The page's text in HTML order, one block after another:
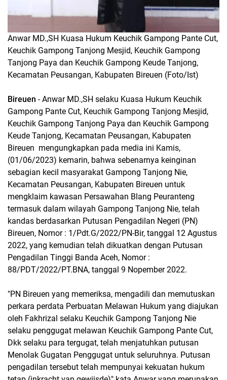
Anwar MD.,SH Kuasa Hukum Keuchik Gampong Pante Cut,
Keuchik Gampong Tanjong Mesjid, Keuchik Gampong
Tanjong Paya dan Keuchik Gampong Keude Tanjong,
Kecamatan Peusangan, Kabupaten Bireuen (Foto/Ist)
Bireuen - Anwar MD.,SH selaku Kuasa Hukum Keuchik
Gampong Pante Cut, Keuchik Gampong Tanjong Mesjid,
Keuchik Gampong Tanjong Paya dan Keuchik Gampong
Keude Tanjong, Kecamatan Peusangan, Kabupaten
Bireuen mengungkapkan pada media ini Kamis,
(01/06/2023) kemarin, bahwa sebenarnya keinginan
sebagian kecil masyarakat Gampong Tanjong Nie,
Kecamatan Peusangan, Kabupaten Bireuen untuk
mengklaim kawasan Persawahan Blang Peuranteng
termasuk dalam wilayah Gampong Tanjong Nie, telah
kandas berdasarkan Putusan Pengadilan Negeri (PN)
Bireuen, Nomor : 1/Pdt.G/2022/PN-Bir, tanggal 12 Agustus
2022, yang kemudian telah dikuatkan dengan Putusan
Pengadilan Tinggi Banda Aceh, Nomor :
88/PDT/2022/PT.BNA, tanggal 9 Nopember 2022.
"PN Bireuen yang memeriksa, mengadili dan memutuskan
perkara perdata Perbuatan Melawan Hukum yang diajukan
oleh Fakhrizal selaku Keuchik Gampong Tanjong Nie
selaku penggugat melawan Keuchik Gampong Pante Cut,
Dkk selaku para tergugat, telah menjatuhkan putusan
Menolak Gugatan Penggugat untuk seluruhnya. Putusan
pengadilan tersebut telah mempunyai kekuatan hukum